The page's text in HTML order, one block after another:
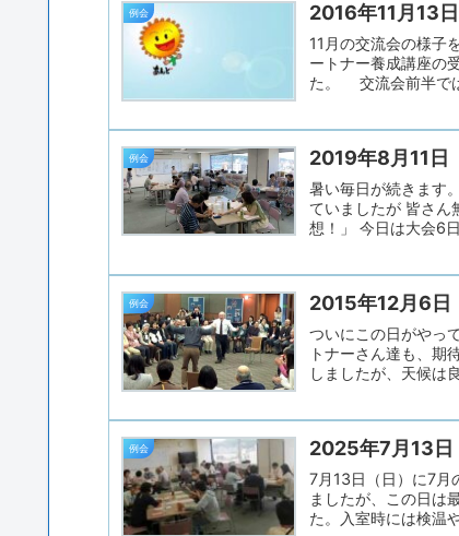
じめは簡単、だんだ
めテレビ番組」 テレ
歌、グルメ、スポー
例会 2016年11月13
11月の交流会の様子
ートナー養成講座の
た。 交流会前半で
ー！」。 3）今度
これだけではないん
ん。 手も足も動か
体...
例会 2019年8月11
暑い毎日が続きます
ていましたが 皆さ
想！」 今日は大会6
村学園(鹿児島) 1番
猛暑のなか頑張る人
のテーマトークは「
例会 2015年12月6日
ついにこの日がやっ
トナーさん達も、期
しましたが、天候は
わって、会場からは
の会の方々の趣味活
なさんの手先の器用
例会 2025年7月13日
7月13日（日）に7月
ましたが、この日は
た。入室時には検温